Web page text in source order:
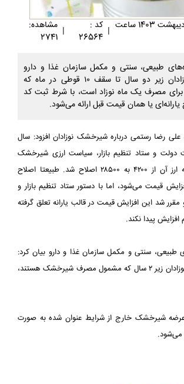
تاريخ:بيست و سوم ارديبهشت 1403 ساعت | کد :
26564
| مشاهده:
2741
طبیعی، سنتی و مکمل سازمان غذا و دارو
گفت: شیرخشک نوزادان زیر دو سال تا سقف ۱۰ قوطی در ماه که
برای مصرف یک ماه نوزاد است، با شرط ثبت کد
یارانه‌ای یا همان قیمت قبل ارائه می‌شود.
رضا رستمی درباره شیرخشک نوزادان افزود: سال
دولت و ستاد تنظیم بازار، سیاست ارزی شیرخشک
اصلاح و از سال گذشته ارز آن از ۴۲۰۰ به ۲۸۵۰۰ اصلاح شد. طبیعتا اصلاح
قیمت می‌شود، اما با دستور ستاد تنظیم بازار و
مقرر شد این افزایش قیمت در قالب یارانه تعلق گرفته
پیدا نکند.
طبیعی، سنتی و مکمل سازمان غذا و دارو بیان کرد:
این سیاست تنها برای نوزادان زیر ۲ سال که مشمول مصرف شیرخشک هستند،
عرضه شیرخشک خارج از شرایط عنوان شده به صورت
می‌شود.